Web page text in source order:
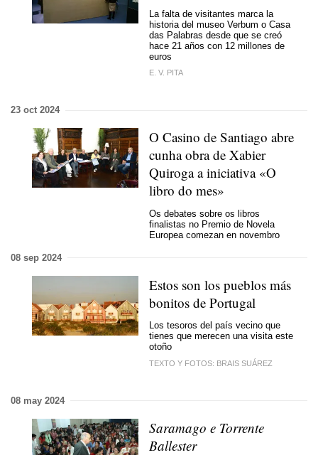
La falta de visitantes marca la
historia del museo Verbum o Casa
das Palabras desde que se creó
hace 21 años con 12 millones de
euros
E. V. PITA
23 oct 2024
O Casino de Santiago abre
cunha obra de Xabier
Quiroga a iniciativa «O
libro do mes»
Os debates sobre os libros
finalistas no Premio de Novela
Europea comezan en novembro
08 sep 2024
Estos son los pueblos más
bonitos de Portugal
Los tesoros del país vecino que
tienes que merecen una visita este
otoño
TEXTO Y FOTOS: BRAIS SUÁREZ
08 may 2024
Saramago e Torrente
Ballester